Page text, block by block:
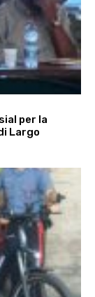
per la
Largo